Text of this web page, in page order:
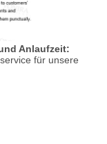
Anlaufzeit:
für unsere